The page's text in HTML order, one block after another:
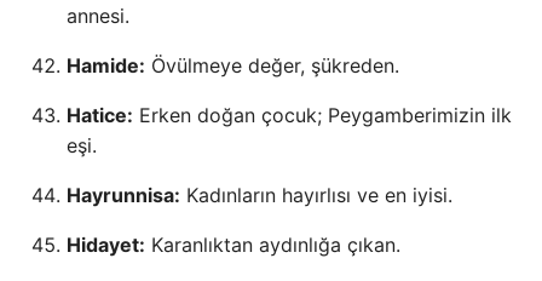
annesi.
Hamide: Övülmeye değer, şükreden.
Hatice: Erken doğan çocuk; Peygamberimizin ilk
eşi.
Hayrunnisa: Kadınların hayırlısı ve en iyisi.
Hidayet: Karanlıktan aydınlığa çıkan.